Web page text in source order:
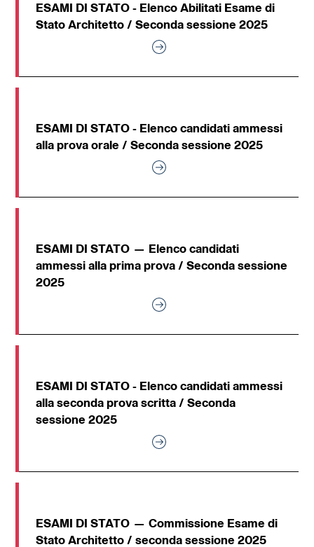
ESAMI DI STATO - Elenco Abilitati Esame di
Stato Architetto / Seconda sessione 2025
ESAMI DI STATO - Elenco candidati ammessi
alla prova orale / Seconda sessione 2025
ESAMI DI STATO — Elenco candidati
ammessi alla prima prova / Seconda sessione
2025
ESAMI DI STATO - Elenco candidati ammessi
alla seconda prova scritta / Seconda
sessione 2025
ESAMI DI STATO — Commissione Esame di
Stato Architetto / seconda sessione 2025